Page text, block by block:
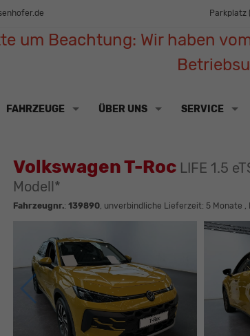
Parkplatz (
um Beachtung: Wir haben
FAHRZEUGE ÜBER UNS SERVICE
Volkswagen T-Roc LIFE 1.5
Modell*
Fahrzeugnr.: 139890, unverbindliche Lieferzeit: 5 Monate ,